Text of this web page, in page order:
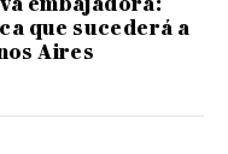
que sucederá a
Aires